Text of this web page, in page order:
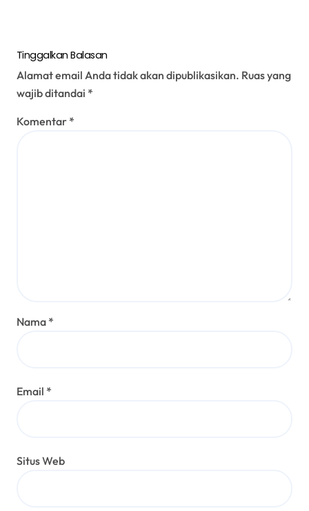
Tinggalkan Balasan
Alamat email Anda tidak akan dipublikasikan. Ruas yang
wajib ditandai *
Komentar *
Nama *
Email *
Situs Web